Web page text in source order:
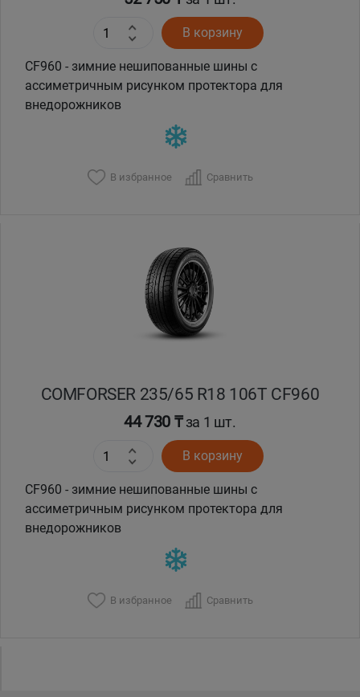
В корзину
CF960 - зимние нешипованные шины с
ассиметричным рисунком протектора для
внедорожников
В избранное Сравнить
COMFORSER 235/65 R18 106T CF960
44 730 ₸за 1 шт.
В корзину
CF960 - зимние нешипованные шины с
ассиметричным рисунком протектора для
внедорожников
В избранное Сравнить